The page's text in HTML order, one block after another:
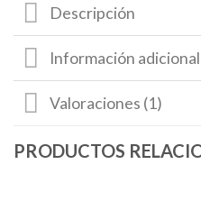
Descripción
Información adicional
Valoraciones (1)